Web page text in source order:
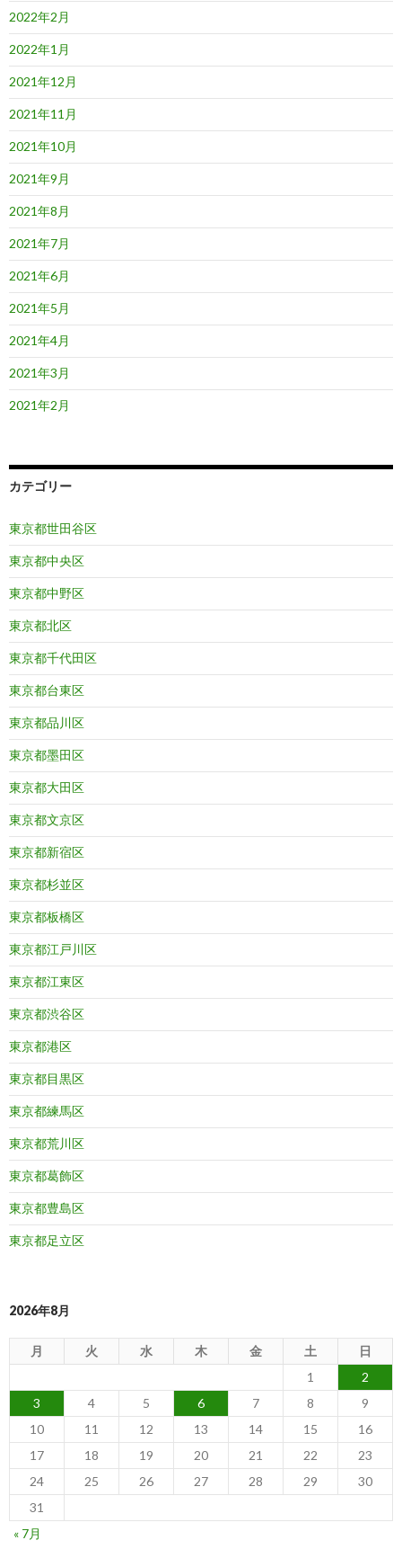
2022年2月
2022年1月
2021年12月
2021年11月
2021年10月
2021年9月
2021年8月
2021年7月
2021年6月
2021年5月
2021年4月
2021年3月
2021年2月
カテゴリー
東京都世田谷区
東京都中央区
東京都中野区
東京都北区
東京都千代田区
東京都台東区
東京都品川区
東京都墨田区
東京都大田区
東京都文京区
東京都新宿区
東京都杉並区
東京都板橋区
東京都江戸川区
東京都江東区
東京都渋谷区
東京都港区
東京都目黒区
東京都練馬区
東京都荒川区
東京都葛飾区
東京都豊島区
東京都足立区
2026年8月
月 火 水 木 金 土
日
1
2
3
4 5 6 7 8
9
10
11 12 13 14 15
16
17
18 19 20 21 22
23
24
25 26 27 28 29
30
31
« 7月